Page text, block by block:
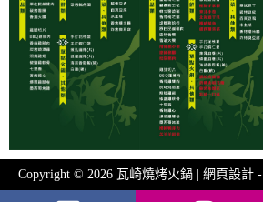
Copyright © 2026 瓦崎燒烤火鍋 | 網頁設計 -